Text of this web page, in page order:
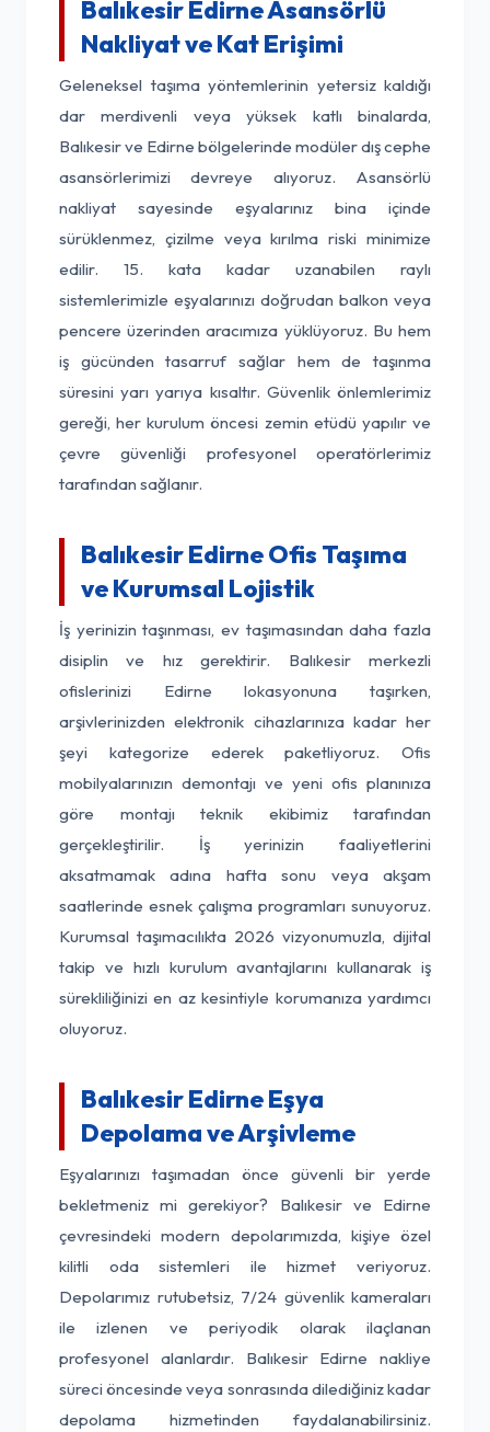
Balıkesir Edirne Asansörlü
Nakliyat ve Kat Erişimi
Geleneksel taşıma yöntemlerinin yetersiz kaldığı
dar merdivenli veya yüksek katlı binalarda,
Balıkesir ve Edirne bölgelerinde modüler dış cephe
asansörlerimizi devreye alıyoruz. Asansörlü
nakliyat sayesinde eşyalarınız bina içinde
sürüklenmez, çizilme veya kırılma riski minimize
edilir. 15. kata kadar uzanabilen raylı
sistemlerimizle eşyalarınızı doğrudan balkon veya
pencere üzerinden aracımıza yüklüyoruz. Bu hem
iş gücünden tasarruf sağlar hem de taşınma
süresini yarı yarıya kısaltır. Güvenlik önlemlerimiz
gereği, her kurulum öncesi zemin etüdü yapılır ve
çevre güvenliği profesyonel operatörlerimiz
tarafından sağlanır.
Balıkesir Edirne Ofis Taşıma
ve Kurumsal Lojistik
İş yerinizin taşınması, ev taşımasından daha fazla
disiplin ve hız gerektirir. Balıkesir merkezli
ofislerinizi Edirne lokasyonuna taşırken,
arşivlerinizden elektronik cihazlarınıza kadar her
şeyi kategorize ederek paketliyoruz. Ofis
mobilyalarınızın demontajı ve yeni ofis planınıza
göre montajı teknik ekibimiz tarafından
gerçekleştirilir. İş yerinizin faaliyetlerini
aksatmamak adına hafta sonu veya akşam
saatlerinde esnek çalışma programları sunuyoruz.
Kurumsal taşımacılıkta 2026 vizyonumuzla, dijital
takip ve hızlı kurulum avantajlarını kullanarak iş
sürekliliğinizi en az kesintiyle korumanıza yardımcı
oluyoruz.
Balıkesir Edirne Eşya
Depolama ve Arşivleme
Eşyalarınızı taşımadan önce güvenli bir yerde
bekletmeniz mi gerekiyor? Balıkesir ve Edirne
çevresindeki modern depolarımızda, kişiye özel
kilitli oda sistemleri ile hizmet veriyoruz.
Depolarımız rutubetsiz, 7/24 güvenlik kameraları
ile izlenen ve periyodik olarak ilaçlanan
profesyonel alanlardır. Balıkesir Edirne nakliye
süreci öncesinde veya sonrasında dilediğiniz kadar
depolama hizmetinden faydalanabilirsiniz.